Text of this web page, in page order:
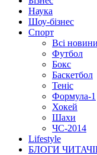
Наука
Шоу-бізнес
Спорт
Всі
Футбол
Бокс
Баскетбол
Теніс
Формула-1
Хокей
Шахи
ЧС-2014
Lifestyle
БЛОГИ